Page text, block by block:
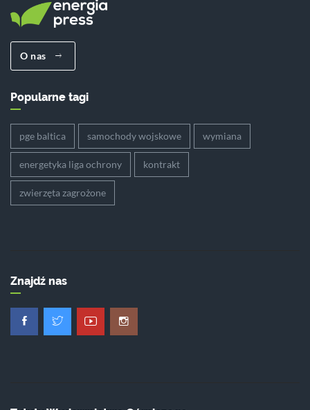
O nas
Popularne tagi
pge baltica samochody wojskowe wymiana
energetyka liga ochrony kontrakt
zwierzęta zagrożone
Znajdź nas